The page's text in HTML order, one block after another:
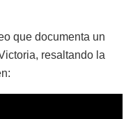
que documenta un
resaltando la